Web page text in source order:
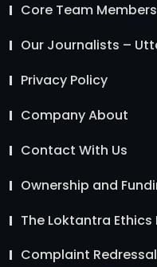
Core Team Members
Our Journalists –
Privacy Policy
Company About
Contact With Us
Ownership and
The Loktantra Ethics
Complaint